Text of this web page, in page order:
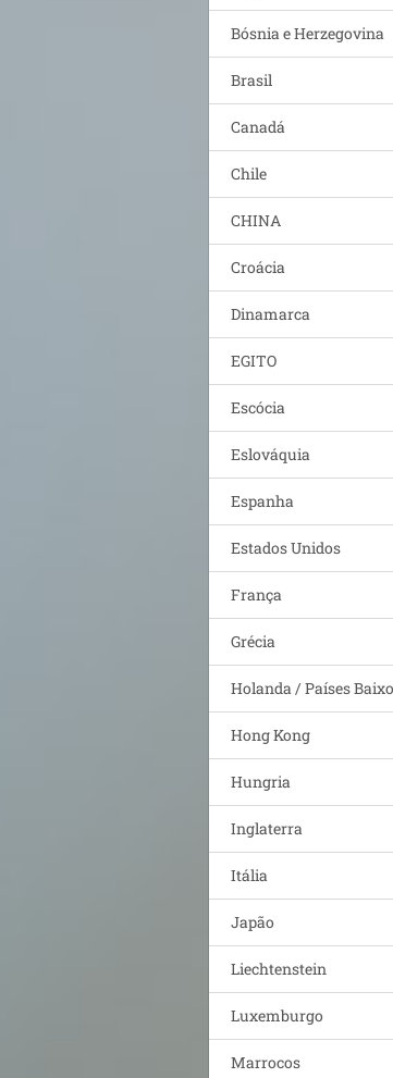
Bósnia e Herzegovina
Brasil
Canadá
Chile
CHINA
Croácia
Dinamarca
EGITO
Escócia
Eslováquia
Espanha
Estados Unidos
França
Grécia
Holanda / Países
Hong Kong
Hungria
Inglaterra
Itália
Japão
Liechtenstein
Luxemburgo
Marrocos